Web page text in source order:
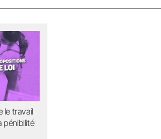
le travail
pénibilité